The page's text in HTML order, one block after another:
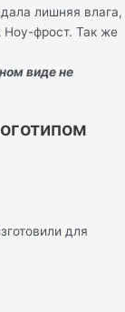
лишняя влага,
Ноу-фрост. Так же
виде не
для